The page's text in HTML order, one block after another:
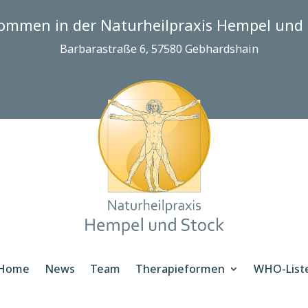
in der Naturheilpraxis Hempel und
Barbarastraße 6, 57580 Gebhardshain
News Team Therapieformen WHO-